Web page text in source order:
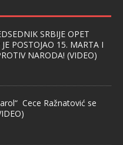
SRBIJE OPET
POSTOJAO 15. MARTA I
NARODA! (VIDEO)
Cece Ražnatović se